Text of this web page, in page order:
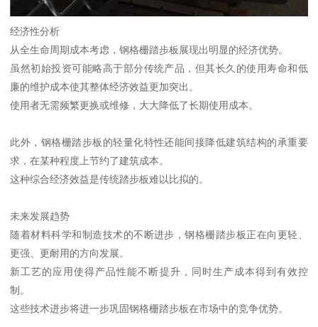
经济性分析
从全生命周期成本考虑，钢格栅踏步板展现出明显的经济优势。
虽然初始投资可能略高于部分传统产品，但其长久的使用寿命和低
廉的维护成本使其整体经济效益更加突出。
使用者无需频繁更换或维修，大大降低了长期使用成本。
此外，钢格栅踏步板的轻量化特性还能间接降低建筑结构的承重要
求，在某种程度上节约了建筑成本。
这种综合经济效益是传统踏步板难以比拟的。
未来发展趋势
随着材料科学和制造技术的不断进步，钢格栅踏步板正在向更轻、
更强、更耐用的方向发展。
新工艺的应用使得产品性能不断提升，同时生产成本得到有效控
制。
这些技术进步将进一步巩固钢格栅踏步板在市场中的竞争优势。